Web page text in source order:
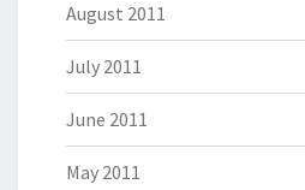
August 2011
July 2011
June 2011
May 2011